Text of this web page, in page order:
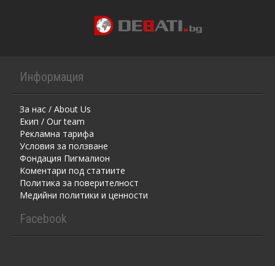
Информация
За нас / About Us
Екип / Our team
Рекламна тарифа
Условия за ползване
Фондация Пигмалион
Kоментaри под статиите
Политика за поверителност
Медийни политики и ценности
Facebook